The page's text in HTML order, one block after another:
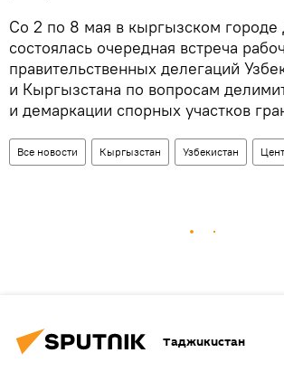
Со 2 по 8 мая в кыргызском
состоялась очередная встреча
правительственных делегаций
и Кыргызстана по вопросам
и демаркации спорных участков
Все новости Кыргызстан Узбекистан
Таджикистан